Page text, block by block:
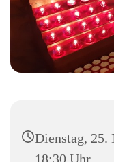
Dienstag, 25.
18:30 Uhr